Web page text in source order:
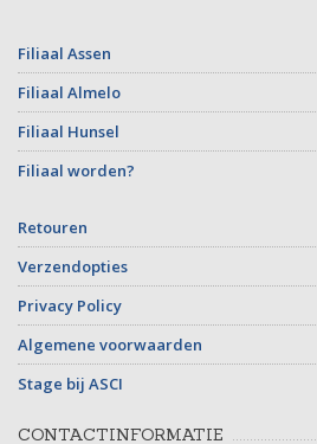
Filiaal Assen
Filiaal Almelo
Filiaal Hunsel
Filiaal worden?
Retouren
Verzendopties
Privacy Policy
Algemene voorwaarden
Stage bij ASCI
CONTACTINFORMATIE